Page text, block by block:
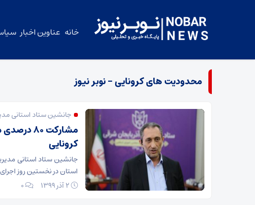
خانه عناوین اخبار
محدودیت های کرونایی – نوبر نیوز
جانشین ستاد استانی
مشارکت
کرونایی
استان در نخستین روز
۰